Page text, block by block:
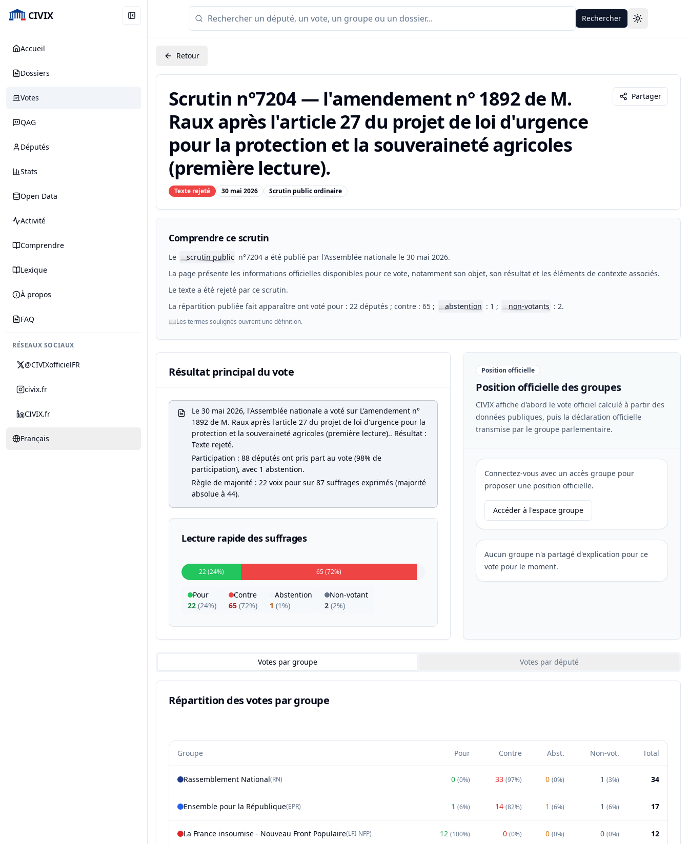
CIVIX
Accueil
Dossiers
Votes
QAG
Députés
Stats
Open Data
Activité
Comprendre
Lexique
À propos
FAQ
RÉSEAUX SOCIAUX
@CIVIXofficielFR
civix.fr
CIVIX.fr
Français
Rechercher Toggle theme
Retour
Scrutin n°7204 — l'amendement n° 1892 de M.
Raux après l'article 27 du projet de loi d'urgence
pour la protection et la souveraineté agricoles
(première lecture).
Texte rejeté 30 mai 2026 Scrutin public ordinaire
Partager
Comprendre ce scrutin
Le 📖scrutin public n°7204 a été publié par l'Assemblée nationale le 30 mai 2026.
La page présente les informations officielles disponibles pour ce vote, notamment son objet, son résultat et les éléments de contexte associés.
Le texte a été rejeté par ce scrutin.
La répartition publiée fait apparaître ont voté pour : 22 députés ; contre : 65 ;
📖abstention : 1 ; 📖non-votants : 2.
📖Les termes soulignés ouvrent une définition.
Résultat principal du vote
Le 30 mai 2026, l'Assemblée nationale a voté sur L'amendement n°
1892 de M. Raux après l'article 27 du projet de loi d'urgence pour la
protection et la souveraineté agricoles (première lecture).. Résultat :
Texte rejeté.
Participation : 88 députés ont pris part au vote (98% de
participation), avec 1 abstention.
Règle de majorité : 22 voix pour sur 87 suffrages exprimés (majorité
absolue à 44).
Lecture rapide des suffrages
22 (24%) 65 (72%)
Pour
22 (24%)
Contre
65 (72%)
Abstention
1 (1%)
Non-votant
2 (2%)
Position officielle
Position officielle des groupes
CIVIX affiche d'abord le vote officiel calculé à partir des
données publiques, puis la déclaration officielle
transmise par le groupe parlementaire.
Connectez-vous avec un accès groupe pour
proposer une position officielle.
Accéder à l'espace groupe
Aucun groupe n'a partagé d'explication pour ce
vote pour le moment.
Votes par groupe Votes par député
Répartition des votes par groupe
Groupe Pour Contre Abst. Non-vot. Total
Rassemblement National(RN) 0 (0%) 33 (97%) 0 (0%) 1 (3%) 34
Ensemble pour la République(EPR) 1 (6%) 14 (82%) 1 (6%) 1 (6%) 17
La France insoumise - Nouveau Front Populaire(LFI-NFP) 12 (100%) 0 (0%) 0 (0%) 0 (0%) 12